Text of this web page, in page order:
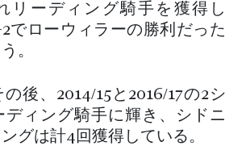
リーディング騎手を獲得し
でローウィラーの勝利だった
。
後、2014/15と2016/17の2シ
ディング騎手に輝き、シドニ
グは計4回獲得している。